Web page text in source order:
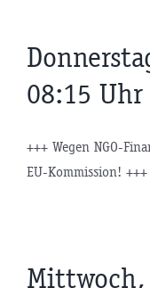
08:15 Uhr
+++ Wegen NGO-
EU-Kommission!
Mittwoch,